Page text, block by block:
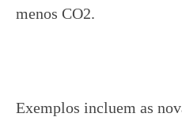
menos CO2.
Exemplos incluem as